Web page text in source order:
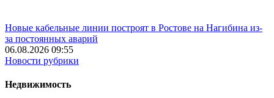
Новые кабельные линии построят в Ростове на Нагибина из-
за постоянных аварий
06.08.2026 09:55
Новости рубрики
Недвижимость